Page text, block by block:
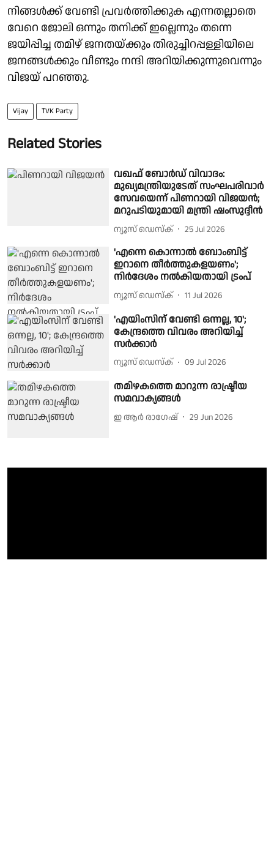
നിങ്ങള്‍ക്ക് വേണ്ടി പ്രവര്‍ത്തിക്കുക എന്നതല്ലാതെ
വേറെ ജോലി ഒന്നും തനിക്ക് ഇല്ലെന്നും തന്നെ
ജയിപ്പിച്ച തമിഴ് ജനതയ്ക്കും തിരുച്ചിറപ്പള്ളിയിലെ
ജനങ്ങള്‍ക്കും വീണ്ടും നന്ദി അറിയിക്കുന്നുവെന്നും
വിജയ് പറഞ്ഞു.
Vijay TVK Party
Related Stories
വഖഫ് ബോർഡ് വിവാദം:
മുഖ്യമന്ത്രിയുടേത് സംഘപരിവാർ
സേവയെന്ന് പിണറായി വിജയന്‍;
മറുപടിയുമായി മന്ത്രി ഷംസുദ്ദീന്‍
ന്യൂസ് ഡെസ്ക് 25 Jul 2026
'എന്നെ കൊന്നാല്‍ ബോംബിട്ട്
ഇറാനെ തീര്‍ത്തുകളയണം';
നിര്‍ദേശം നല്‍കിയതായി ട്രംപ്
ന്യൂസ് ഡെസ്ക് 11 Jul 2026
'എയിംസിന് വേണ്ടി ഒന്നല്ല, 10';
കേന്ദ്രത്തെ വിവരം അറിയിച്ച്
സർക്കാർ
ന്യൂസ് ഡെസ്ക് 09 Jul 2026
തമിഴകത്തെ മാറുന്ന രാഷ്ട്രീയ
സമവാക്യങ്ങൾ
ഇ ആർ രാഗേഷ് 29 Jun 2026